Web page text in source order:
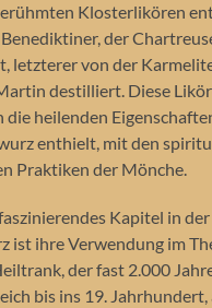
Klosterlikören
der
letzterer von der
destilliert. Diese
heilenden
enthielt, mit den
Praktiken der Mönche.
Kapitel in
ist ihre Verwendung im
der fast 2.000
bis ins 19. Jahrhundert,